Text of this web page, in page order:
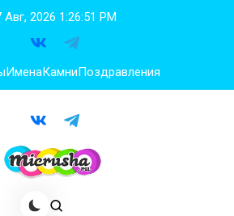
Авг, 2026 1:26:52 PM
ИменаКамниПоздравления